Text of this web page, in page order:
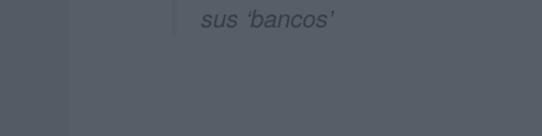
sus ‘bancos’